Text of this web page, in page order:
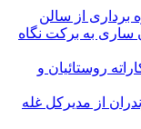
/ بهره برداری از سالن
به برکت نگاه
روستائیان و
از مدیرکل غله